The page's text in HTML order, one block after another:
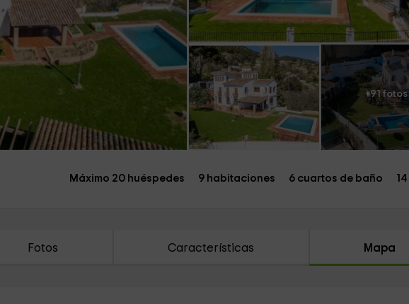
+91 fotos
Máximo 20 huéspedes 9 habitaciones 6 cuartos de baño
Fotos Características Mapa